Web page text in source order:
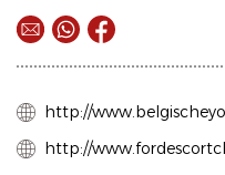
http://
http://